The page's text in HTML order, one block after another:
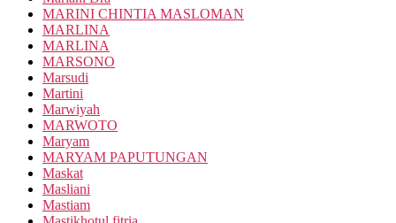
MARINI CHINTIA MASLOMAN
MARLINA
MARLINA
MARSONO
Marsudi
Martini
Marwiyah
MARWOTO
Maryam
MARYAM PAPUTUNGAN
Maskat
Masliani
Mastiam